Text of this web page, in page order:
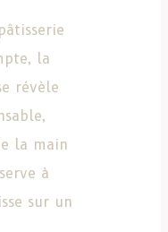
la
révèle
la main
à
sur un